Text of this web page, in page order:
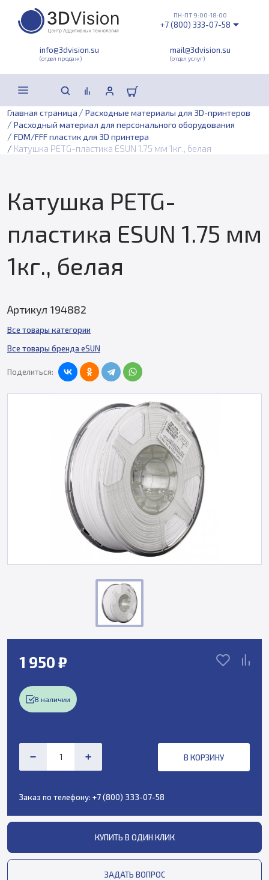
info@3dvision.su
(отдел продаж)
mail@3dvision.su
(отдел услуг)
ПН-ПТ 9:00-18:00
+7 (800) 333-07-58
Главная страница / Расходные материалы для 3D-принтеров
/ Расходный материал для персонального оборудования
/ FDM/FFF пластик для 3D принтера
/ Катушка PETG-пластика ESUN 1.75 мм 1кг., белая
Катушка PETG-
пластика ESUN 1.75 мм
1кг., белая
Артикул 194882
Все товары категории
Все товары бренда eSUN
Поделиться:
1 950 ₽
В наличии
В КОРЗИНУ
Заказ по телефону: +7 (800) 333-07-58
КУПИТЬ В ОДИН КЛИК
ЗАДАТЬ ВОПРОС